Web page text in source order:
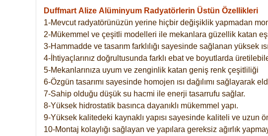
Duffmart Alize Alüminyum Radyatörlerin Üstün Özellikleri
1-Mevcut radyatörünüzün yerine hiçbir değişiklik yapmadan
2-Mükemmel ve çeşitli modelleri ile mekanlara güzellik katan
3-Hammadde ve tasarım farklılığı sayesinde sağlanan yüksek
4-İhtiyaçlarınız doğrultusunda farklı ebat ve boyutlarda
5-Mekanlarınıza uyum ve zenginlik katan geniş renk çeşitliliği
6-Özgün tasarımı sayesinde homojen ısı dağılımı sağlayarak
7-Sahip olduğu düşük su hacmi ile enerji tasarrufu sağlar.
8-Yüksek hidrostatik basınca dayanıklı mükemmel yapı.
9-Yüksek kalitedeki kaynaklı yapısı sayesinde kaliteli ve uzun
10-Montaj kolaylığı sağlayan ve yapılara gereksiz ağırlık